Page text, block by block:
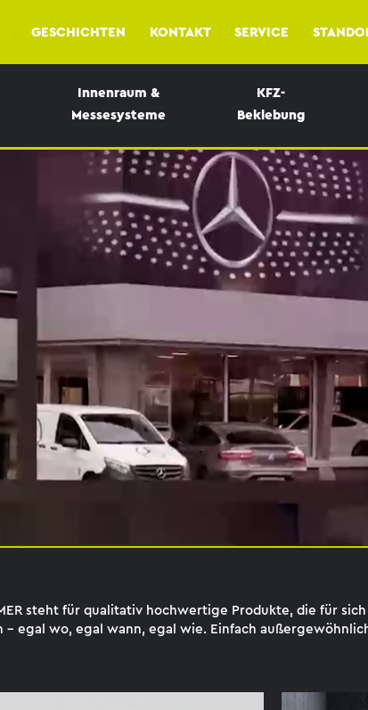
GESCHICHTEN KONTAKT SERVICE
Innenraum &
Messesysteme
KFZ-
Beklebung
steht für qualitativ hochwertige Produkte, die für
– egal wo, egal wann, egal wie. Einfach